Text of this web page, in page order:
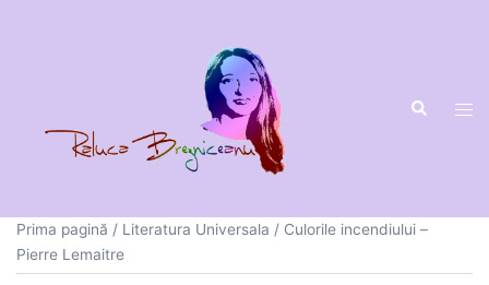
Prima pagină / Literatura Universala / Culorile incendiului –
Pierre Lemaitre